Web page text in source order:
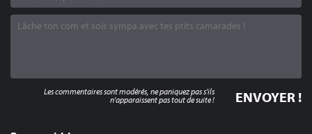
Les commentaires sont modérés, ne paniquez pas s'ils
n'apparaissent pas tout de suite !